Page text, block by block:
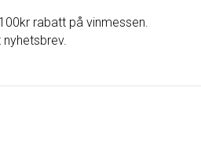
rabatt på vinmessen.